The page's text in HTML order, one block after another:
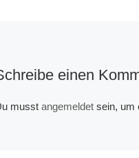
einen
musst angemeldetsein, um